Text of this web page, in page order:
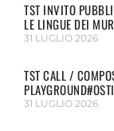
TST INVITO
LE LINGUE DEI
31 LUGLIO 2026
TST CALL /
31 LUGLIO 2026